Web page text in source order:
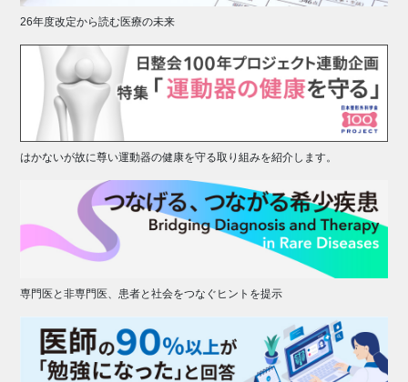
26年度改定から読む医療の未来
はかないが故に尊い運動器の健康を守る取り組みを紹介します。
専門医と非専門医、患者と社会をつなぐヒントを提示